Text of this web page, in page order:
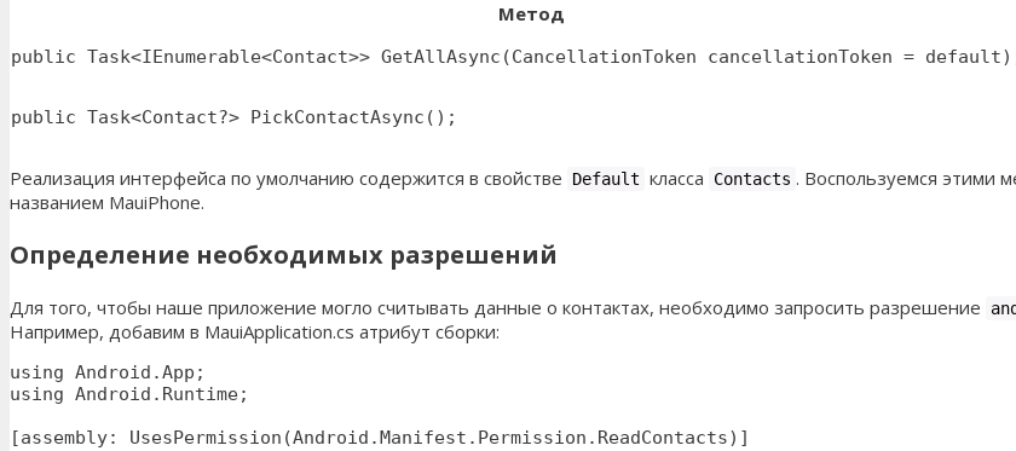
Метод
public Task<IEnumerable<Contact>> GetAllAsync(CancellationToken cancellationToken =
public Task<Contact?> PickContactAsync();
Реализация интерфейса по умолчанию содержится в свойстве
Default класса Contacts . Воспользуемся этими
названием MauiPhone.
Определение необходимых разрешений
Для того, чтобы наше приложение могло считывать данные о контактах, необходимо запросить разрешение
Например, добавим в MauiApplication.cs атрибут сборки:
using Android.App;
using Android.Runtime;
[assembly: UsesPermission(Android.Manifest.Permission.ReadContacts)]